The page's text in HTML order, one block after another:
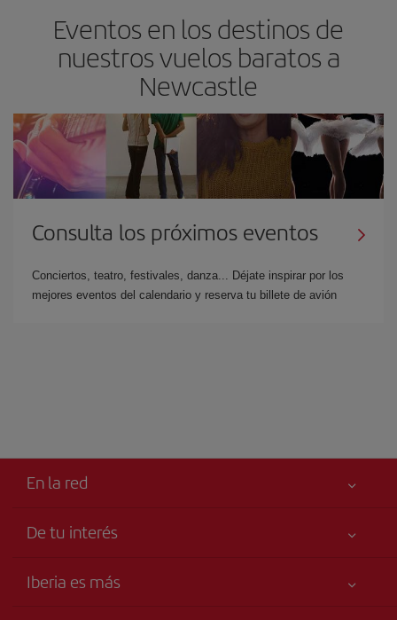
Eventos en los destinos de
nuestros vuelos baratos a
Newcastle
Consulta los próximos eventos
Conciertos, teatro, festivales, danza... Déjate inspirar por los
mejores eventos del calendario y reserva tu billete de avión
En la red
De tu interés
Accesibilidad
Iberia es más